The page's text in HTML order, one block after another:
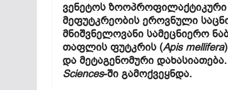
ვენეტოს ზოოპროფილაქტიკური
მეფუტკრეობის ეროვნული
მნიშვნელოვანი სამეცნიერო
თაფლის ფუტკრის (Apis mellifera
და მეტაგენომური
Sciences-ში გამოქვეყნდა.